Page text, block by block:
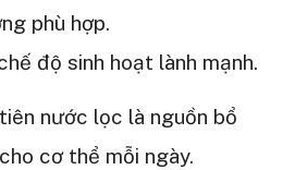
phù hợp.
độ sinh hoạt lành mạnh.
nước lọc là nguồn bổ
cơ thể mỗi ngày.